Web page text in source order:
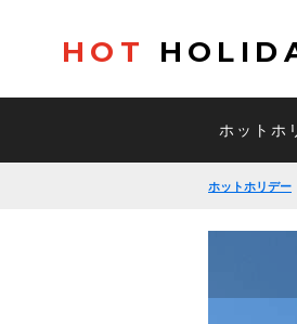
HOT
ホットホ
ホットホリデー